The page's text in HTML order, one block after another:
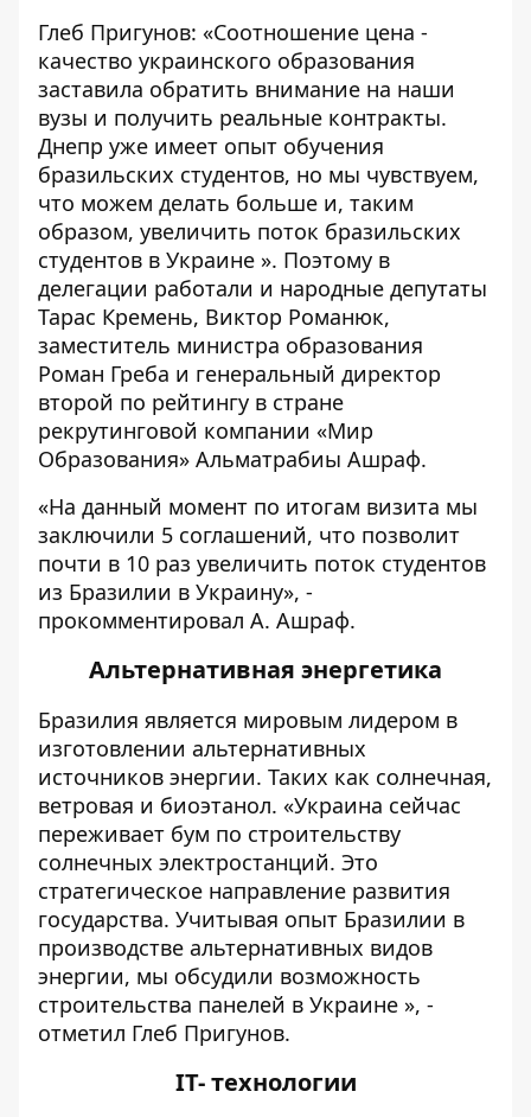
Глеб Пригунов: «Соотношение цена -
качество украинского образования
заставила обратить внимание на наши
вузы и получить реальные контракты.
Днепр уже имеет опыт обучения
бразильских студентов, но мы чувствуем,
что можем делать больше и, таким
образом, увеличить поток бразильских
студентов в Украине ». Поэтому в
делегации работали и народные депутаты
Тарас Кремень, Виктор Романюк,
заместитель министра образования
Роман Греба и генеральный директор
второй по рейтингу в стране
рекрутинговой компании «Мир
Образования» Альматрабиы Ашраф.
«На данный момент по итогам визита мы
заключили 5 соглашений, что позволит
почти в 10 раз увеличить поток студентов
из Бразилии в Украину», -
прокомментировал А. Ашраф.
Альтернативная энергетика
Бразилия является мировым лидером в
изготовлении альтернативных
источников энергии. Таких как солнечная,
ветровая и биоэтанол. «Украина сейчас
переживает бум по строительству
солнечных электростанций. Это
стратегическое направление развития
государства. Учитывая опыт Бразилии в
производстве альтернативных видов
энергии, мы обсудили возможность
строительства панелей в Украине », -
отметил Глеб Пригунов.
IT- технологии